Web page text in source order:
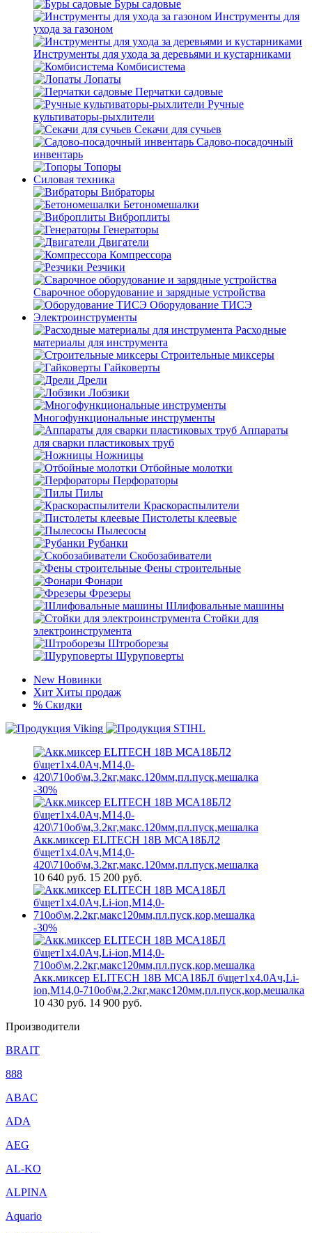
Буры садовые
Инструменты для
ухода за газоном
Инструменты для ухода за деревьями и кустарниками
Комбисистема
Лопаты
Перчатки садовые
Ручные
культиваторы-рыхлители
Секачи для сучьев
Садово-посадочный
инвентарь
Топоры
Силовая техника
Вибраторы
Бетономешалки
Виброплиты
Генераторы
Двигатели
Компрессора
Резчики
Сварочное оборудование и зарядные устройства
Оборудование ТИСЭ
Электроинструменты
Расходные
материалы для инструмента
Строительные миксеры
Гайковерты
Дрели
Лобзики
Многофункциональные инструменты
Аппараты
для сварки пластиковых труб
Ножницы
Отбойные молотки
Перфораторы
Пилы
Краскораспылители
Пистолеты клеевые
Пылесосы
Рубанки
Скобозабиватели
Фены строительные
Фонари
Фрезеры
Шлифовальные машины
Стойки для
электроинструмента
Штроборезы
Шуруповерты
New Новинки
Хит Хиты продаж
% Скидки
-30%
Акк.миксер ELITECH 18В МСА18БЛ2
б\щет1х4.0Ач,М14,0-
420\710об\м,3.2кг,макс.120мм,пл.пуск,мешалка
10 640 руб. 15 200 руб.
-30%
Акк.миксер ELITECH 18В МСА18БЛ б\щет1х4.0Ач,Li-
ion,М14,0-710об\м,2.2кг,макс120мм,пл.пуск,кор,мешалка
10 430 руб. 14 900 руб.
Производители
BRAIT
888
ABAC
ADA
AEG
AL-KO
ALPINA
Aquario